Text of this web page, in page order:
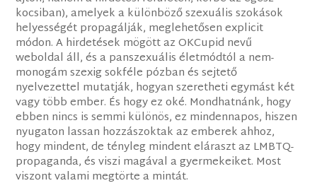
kocsiban), amelyek a különböző szexuális szokások
helyességét propagálják, meglehetősen explicit
módon. A hirdetések mögött az OKCupid nevű
weboldal áll, és a panszexuális életmódtól a nem-
monogám szexig sokféle pózban és sejtető
nyelvezettel mutatják, hogyan szeretheti egymást két
vagy több ember. És hogy ez oké. Mondhatnánk, hogy
ebben nincs is semmi különös, ez mindennapos, hiszen
nyugaton lassan hozzászoktak az emberek ahhoz,
hogy mindent, de tényleg mindent eláraszt az LMBTQ-
propaganda, és viszi magával a gyermekeiket. Most
viszont valami megtörte a mintát.